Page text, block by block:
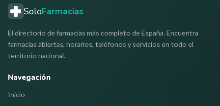
SoloFarmacias
El directorio de farmacias más completo de España. Encuentra
farmacias abiertas, horarios, teléfonos y servicios en todo el
territorio nacional.
Navegación
Inicio